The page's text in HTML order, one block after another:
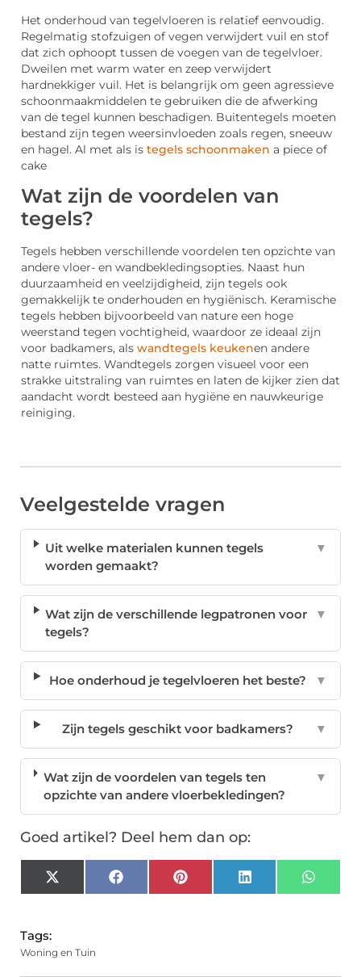
Het onderhoud van tegelvloeren is relatief eenvoudig.
Regelmatig stofzuigen of vegen verwijdert vuil en stof
dat zich ophoopt tussen de voegen van de tegelvloer.
Dweilen met warm water en zeep verwijdert
hardnekkiger vuil. Het is belangrijk om geen agressieve
schoonmaakmiddelen te gebruiken die de afwerking
van de tegel kunnen beschadigen. Buitentegels moeten
bestand zijn tegen weersinvloeden zoals regen, sneeuw
en hagel. Al met als is tegels schoonmaken a piece of
cake
Wat zijn de voordelen van
tegels?
Tegels hebben verschillende voordelen ten opzichte van
andere vloer- en wandbekledingsopties. Naast hun
duurzaamheid en veelzijdigheid, zijn tegels ook
gemakkelijk te onderhouden en hygiënisch. Keramische
tegels hebben bijvoorbeeld van nature een hoge
weerstand tegen vochtigheid, waardoor ze ideaal zijn
voor badkamers, als wandtegels keukenen andere
natte ruimtes. Wandtegels zorgen visueel voor een
strakke uitstraling van ruimtes en laten de kijker zien dat
aandacht wordt besteed aan hygiëne en nauwkeurige
reiniging.
Veelgestelde vragen
Uit welke materialen kunnen tegels
worden gemaakt?
▼
Wat zijn de verschillende legpatronen voor
tegels?
▼
Hoe onderhoud je tegelvloeren het beste? ▼
Zijn tegels geschikt voor badkamers? ▼
Wat zijn de voordelen van tegels ten
opzichte van andere vloerbekledingen?
▼
Goed artikel? Deel hem dan op:
X
(Twitter)
FacebookPinterest LinkedIn
Tags:
Woning en Tuin